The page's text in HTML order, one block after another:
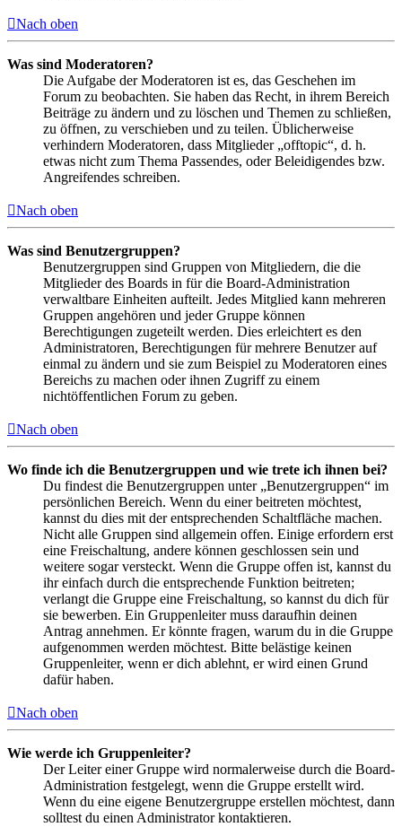
Nach oben
Was sind Moderatoren?
Die Aufgabe der Moderatoren ist es, das Geschehen im
Forum zu beobachten. Sie haben das Recht, in ihrem Bereich
Beiträge zu ändern und zu löschen und Themen zu schließen,
zu öffnen, zu verschieben und zu teilen. Üblicherweise
verhindern Moderatoren, dass Mitglieder „offtopic“, d. h.
etwas nicht zum Thema Passendes, oder Beleidigendes bzw.
Angreifendes schreiben.
Nach oben
Was sind Benutzergruppen?
Benutzergruppen sind Gruppen von Mitgliedern, die die
Mitglieder des Boards in für die Board-Administration
verwaltbare Einheiten aufteilt. Jedes Mitglied kann mehreren
Gruppen angehören und jeder Gruppe können
Berechtigungen zugeteilt werden. Dies erleichtert es den
Administratoren, Berechtigungen für mehrere Benutzer auf
einmal zu ändern und sie zum Beispiel zu Moderatoren eines
Bereichs zu machen oder ihnen Zugriff zu einem
nichtöffentlichen Forum zu geben.
Nach oben
Wo finde ich die Benutzergruppen und wie trete ich ihnen bei?
Du findest die Benutzergruppen unter „Benutzergruppen“ im
persönlichen Bereich. Wenn du einer beitreten möchtest,
kannst du dies mit der entsprechenden Schaltfläche machen.
Nicht alle Gruppen sind allgemein offen. Einige erfordern erst
eine Freischaltung, andere können geschlossen sein und
weitere sogar versteckt. Wenn die Gruppe offen ist, kannst du
ihr einfach durch die entsprechende Funktion beitreten;
verlangt die Gruppe eine Freischaltung, so kannst du dich für
sie bewerben. Ein Gruppenleiter muss daraufhin deinen
Antrag annehmen. Er könnte fragen, warum du in die Gruppe
aufgenommen werden möchtest. Bitte belästige keinen
Gruppenleiter, wenn er dich ablehnt, er wird einen Grund
dafür haben.
Nach oben
Wie werde ich Gruppenleiter?
Der Leiter einer Gruppe wird normalerweise durch die Board-
Administration festgelegt, wenn die Gruppe erstellt wird.
Wenn du eine eigene Benutzergruppe erstellen möchtest, dann
solltest du einen Administrator kontaktieren.